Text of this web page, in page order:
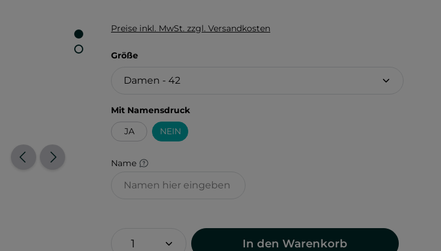
Preise inkl. MwSt. zzgl. Versandkosten
Größeauswählen
Mit Namensdruckauswählen
JA
NEIN
Name
In den Warenkorb